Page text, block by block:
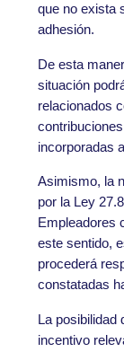
que no exista
adhesión.
De esta
situación
relacionados
incorporadas
Asimismo, la
por la Ley
Empleadores
este sentido,
procederá
constatadas
La posibilidad
incentivo